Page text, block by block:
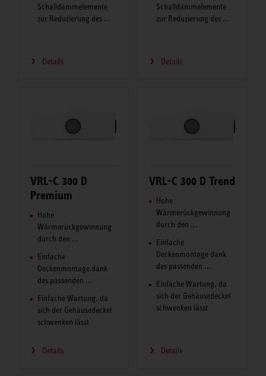
Schalldämmelemente
zur Reduzierung des ...
Details
Schalldämmelemente
zur Reduzierung des ...
Details
VRL-C 300 D
Premium
Hohe
Wärmerückgewinnung
durch den ...
Einfache
Deckenmontage dank
des passenden ...
Einfache Wartung, da
sich der Gehäusedeckel
schwenken lässt
Details
VRL-C 300 D Trend
Hohe
Wärmerückgewinnung
durch den ...
Einfache
Deckenmontage dank
des passenden ...
Einfache Wartung, da
sich der Gehäusedeckel
schwenken lässt
Details